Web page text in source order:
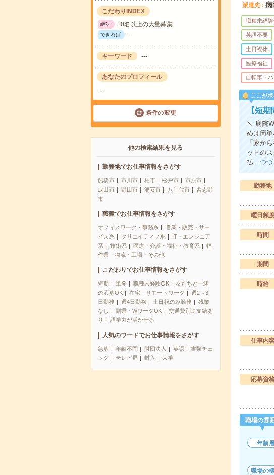
こだわりINDEX
絶対 10名以上の大量募集
できれば ---
キーワード ---
あなたのプロフィール
---
条件の変更
他の検索結果を見る
勤務地でお仕事情報をさがす
船橋市 市川市 柏市 松戸市
市原市
成田市
野田市 浦安市 八千代市
習志野
市
職種でお仕事情報をさがす
オフィスワーク・事務系
営業・販売・サー
ビス系
クリエイティブ系
IT・エンジニア
系
技術系 医療・介護・福祉・教育系
軽
作業・物流・工場・その他
こだわりでお仕事情報をさがす
短期 単発 職種未経験OK
友だちと一緒
の応募OK
在宅・リモートワーク
週2～3
日勤務
週4日勤務 土日祝のみ勤務
残業
なし
副業・WワークOK
交通費別途支給あ
り
語学力が活かせる
人気のワードでお仕事情報をさがす
急募 年齢不問 財団法人 英語
書類チェ
ック
テレビ局 封入 大学
派遣先
職種未経
英語不要
土日祝休
医療福祉
自転車・
ここがポ
【短
＼ 病院
めは簡
「家か
ットの
払…つ
勤務地
曜日頻
時間
期間
時給
仕事内
応募資
職場の雰
年齢
職場の